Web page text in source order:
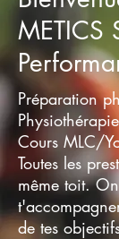
METICS
Préparation
Cours MLC/
Toutes les
même toit.
de tes